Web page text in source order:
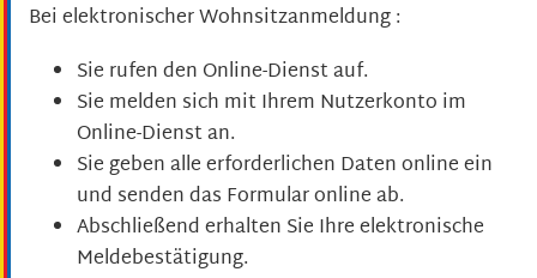
Bei elektronischer Wohnsitzanmeldung :
Sie rufen den Online-Dienst auf.
Sie melden sich mit Ihrem Nutzerkonto im
Online-Dienst an.
Sie geben alle erforderlichen Daten online ein
und senden das Formular online ab.
Abschließend erhalten Sie Ihre elektronische
Meldebestätigung.